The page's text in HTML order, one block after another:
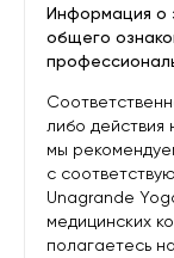
Информация о
общего
либо действия
мы
с
Unagrande
медицинских
полагаетесь